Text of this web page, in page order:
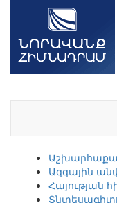
Ազգային
Հայության